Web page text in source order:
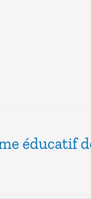
éducatif